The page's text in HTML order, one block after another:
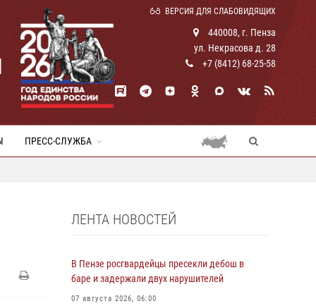
ВЕРСИЯ ДЛЯ СЛАБОВИДЯЩИХ
440008, г. Пенза
ул. Некрасова д. 28
+7 (8412) 68-25-58
ПРЕСС-СЛУЖБА
ЛЕНТА НОВОСТЕЙ
В Пензе росгвардейцы пресекли дебош в
баре и задержали двух нарушителей
07 августа 2026, 06:00